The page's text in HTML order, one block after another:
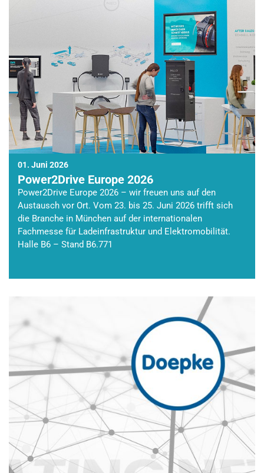
01. Juni 2026
Power2Drive Europe 2026
Power2Drive Europe 2026 – wir freuen uns auf den
Austausch vor Ort. Vom 23. bis 25. Juni 2026 trifft sich
die Branche in München auf der internationalen
Fachmesse für Ladeinfrastruktur und Elektromobilität.
Halle B6 – Stand B6.771